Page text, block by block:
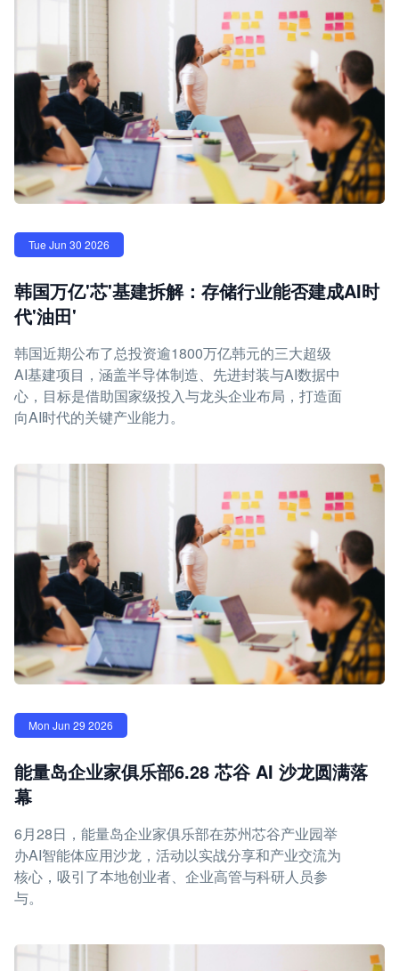
Tue Jun 30 2026
韩国万亿'芯'基建拆解：存储行业能否建成AI时
代'油田'
韩国近期公布了总投资逾1800万亿韩元的三大超级
AI基建项目，涵盖半导体制造、先进封装与AI数据中
心，目标是借助国家级投入与龙头企业布局，打造面
向AI时代的关键产业能力。
Mon Jun 29 2026
能量岛企业家俱乐部6.28 芯谷 AI 沙龙圆满落
幕
6月28日，能量岛企业家俱乐部在苏州芯谷产业园举
办AI智能体应用沙龙，活动以实战分享和产业交流为
核心，吸引了本地创业者、企业高管与科研人员参
与。